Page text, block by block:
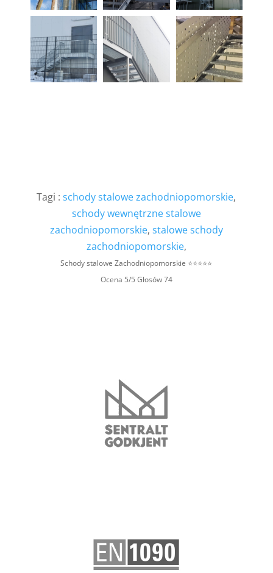
Tagi :schody stalowe zachodniopomorskie,
schody wewnętrzne stalowe
zachodniopomorskie, stalowe schody
zachodniopomorskie,
Schody stalowe Zachodniopomorskie ⭐⭐⭐⭐⭐
Ocena 5/5 Głosów74